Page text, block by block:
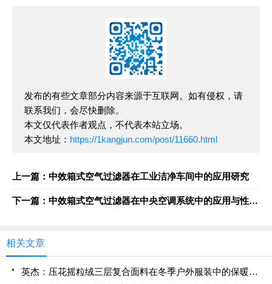
发布的有些文章部分内容来源于互联网。如有侵权，请
联系我们，会尽快删除。
本文仅代表作者观点，不代表本站立场。
本文地址： https://1kangjun.com/post/11660.html
上一篇：中效箱式空气过滤器在工业洁净车间中的应用研究
下一篇：中效箱式空气过滤器在中央空调系统中的应用与性能分析
相关文章
英杰：压花摇粒绒三层复合面料在冬季户外服装中的保暖性能优化研究